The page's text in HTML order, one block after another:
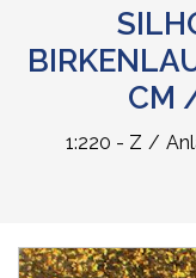
CM
1:220 - Z